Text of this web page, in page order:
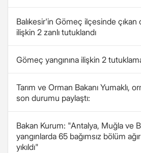
Balıkesir'in Gömeç ilçesinde çıkan
ilişkin 2 zanlı tutuklandı
Gömeç yangınına ilişkin 2
Tarım ve Orman Bakanı Yumaklı,
son durumu paylaştı:
Bakan Kurum: "Antalya, Muğla ve
yangınlarda 65 bağımsız bölüm
yıkıldı"